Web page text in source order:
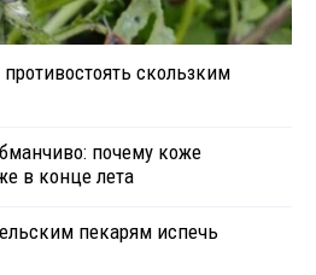
скользким
почему коже
в конце лета
пекарям испечь